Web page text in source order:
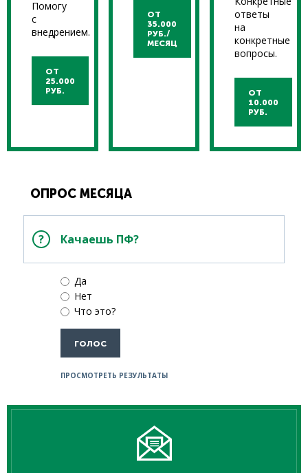
Помогу
с
внедрением.
ОТ
25.000
РУБ.
ОТ
35.000
РУБ./
МЕСЯЦ
ответы
на
конкретные
вопросы.
ОТ
10.000
РУБ.
ОПРОС МЕСЯЦА
Качаешь ПФ?
Да
Нет
Что это?
ПРОСМОТРЕТЬ РЕЗУЛЬТАТЫ